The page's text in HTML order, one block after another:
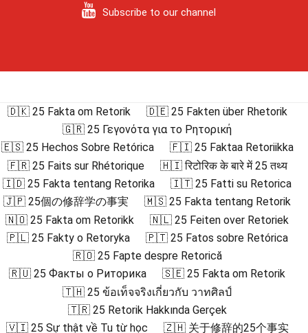
Subscribe to our channel
🇩🇰 25 Fakta om Retorik
🇩🇪 25 Fakten über Rhetorik
🇬🇷 25 Γεγονότα για το Ρητορική
🇪🇸 25 Hechos Sobre Retórica
🇫🇮 25 Faktaa Retoriikka
🇫🇷 25 Faits sur Rhétorique
🇭🇮 रिटोरिक के बारे में 25 तथ्य
🇮🇩 25 Fakta tentang Retorika
🇮🇹 25 Fatti su Retorica
🇯🇵 25個の修辞学の事実
🇲🇸 25 Fakta tentang Retorik
🇳🇴 25 Fakta om Retorikk
🇳🇱 25 Feiten over Retoriek
🇵🇱 25 Fakty o Retoryka
🇵🇹 25 Fatos sobre Retórica
🇷🇴 25 Fapte despre Retorică
🇷🇺 25 Факты о Риторика
🇸🇪 25 Fakta om Retorik
🇹🇭 25 ข้อเท็จจริงเกี่ยวกับ วาทศิลป์
🇹🇷 25 Retorik Hakkında Gerçek
🇻🇮 25 Sự thật về Tu từ học
🇿🇭 关于修辞的25个事实